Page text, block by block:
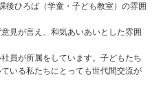
後ひろば（学童・子ども教室）の雰囲
意見が言え、和気あいあいとした雰囲
社員が所属をしています。子どもたち
いる私たちにとっても世代間交流が